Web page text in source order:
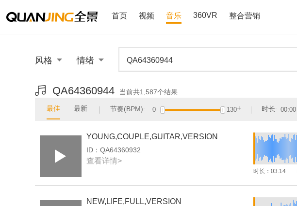
首页 视频 音乐 360VR 整合营销
风格 情绪
QA64360944 当前共1,587个结果
最佳 最新 节奏(BPM): 0 130+ 时长: 00:00
YOUNG,COUPLE,GUITAR,VERSION
ID： QA64360932
查看详情>
时长： 03:14
NEW,LIFE,FULL,VERSION